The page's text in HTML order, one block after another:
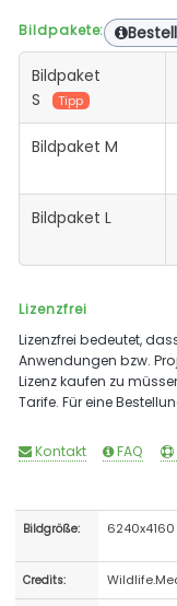
Bildpakete:
Bildpaket
S
Tipp
Bildpaket M
Bildpaket L
Lizenzfrei
Lizenzfrei bedeutet,
Anwendungen bzw.
Lizenz kaufen zu
Tarife. Für eine
Kontakt FAQ
Bildgröße: 6240x4160
Credits: